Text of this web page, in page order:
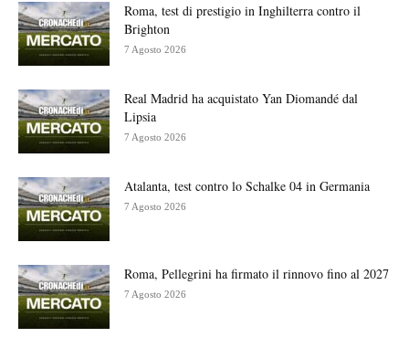
Roma, test di prestigio in Inghilterra contro il
Brighton
7 Agosto 2026
Real Madrid ha acquistato Yan Diomandé dal
Lipsia
7 Agosto 2026
Atalanta, test contro lo Schalke 04 in Germania
7 Agosto 2026
Roma, Pellegrini ha firmato il rinnovo fino al 2027
7 Agosto 2026